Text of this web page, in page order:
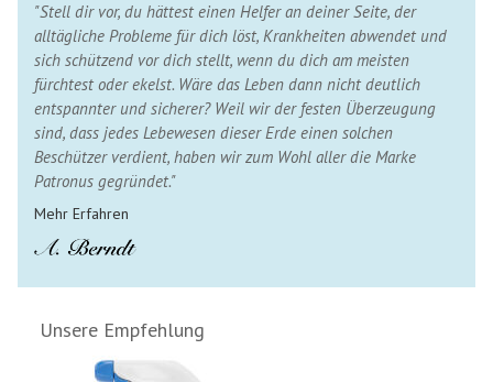
"Stell dir vor, du hättest einen Helfer an deiner Seite, der
alltägliche Probleme für dich löst, Krankheiten abwendet und
sich schützend vor dich stellt, wenn du dich am meisten
fürchtest oder ekelst. Wäre das Leben dann nicht deutlich
entspannter und sicherer? Weil wir der festen Überzeugung
sind, dass jedes Lebewesen dieser Erde einen solchen
Beschützer verdient, haben wir zum Wohl aller die Marke
Patronus gegründet."
Mehr Erfahren
Unsere Empfehlung